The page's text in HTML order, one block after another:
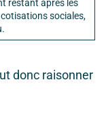
restant après les
sociales,
donc raisonner